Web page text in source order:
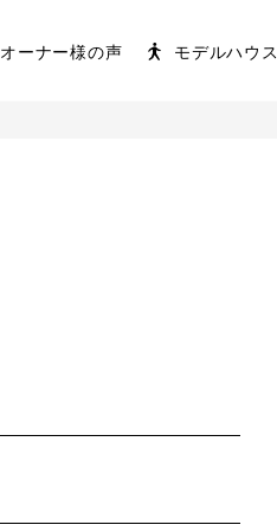
オーナー様の声 モデルハウス